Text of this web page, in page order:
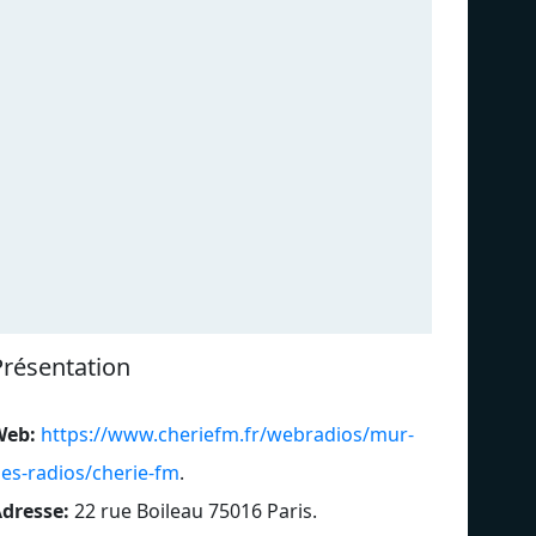
https://www.cheriefm.fr/webradios/mur-
radios/cherie-fm.
22 rue Boileau 75016 Paris.